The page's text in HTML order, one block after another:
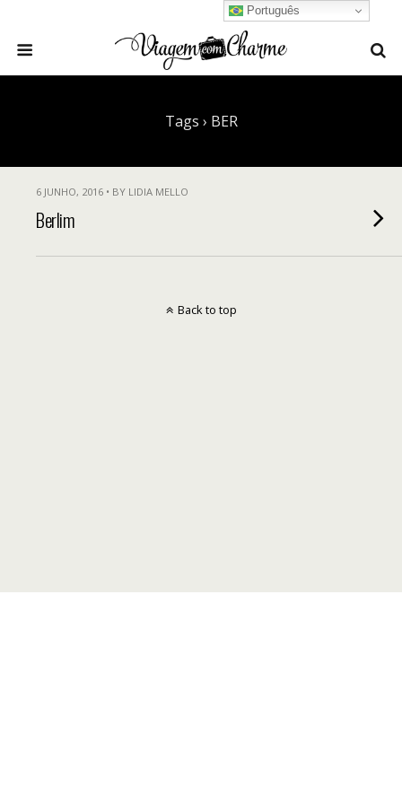
Tags › BER
6 JUNHO, 2016 • BY LIDIA MELLO
Berlim
Português
Back to top